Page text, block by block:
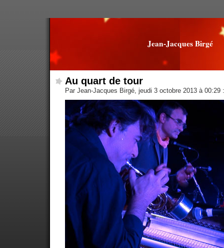
Jean-Jacques Birgé
Au quart de tour
Par Jean-Jacques Birgé, jeudi 3 octobre 2013 à 00:29